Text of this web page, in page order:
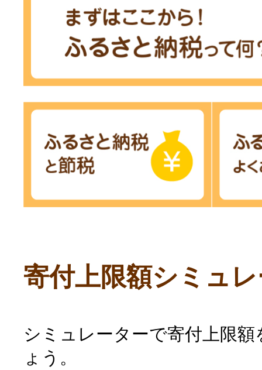
寄付上限額シミュ
シミュレーターで寄付上限
ょう。